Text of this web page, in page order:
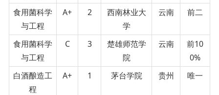
食用菌科学
与工程
A+ 2
西南林业大
学
云南 前二
食用菌科学
与工程
C 3
楚雄师范学
院
云南
前10
0%
白酒酿造工
程
A+ 1 茅台学院 贵州 唯一